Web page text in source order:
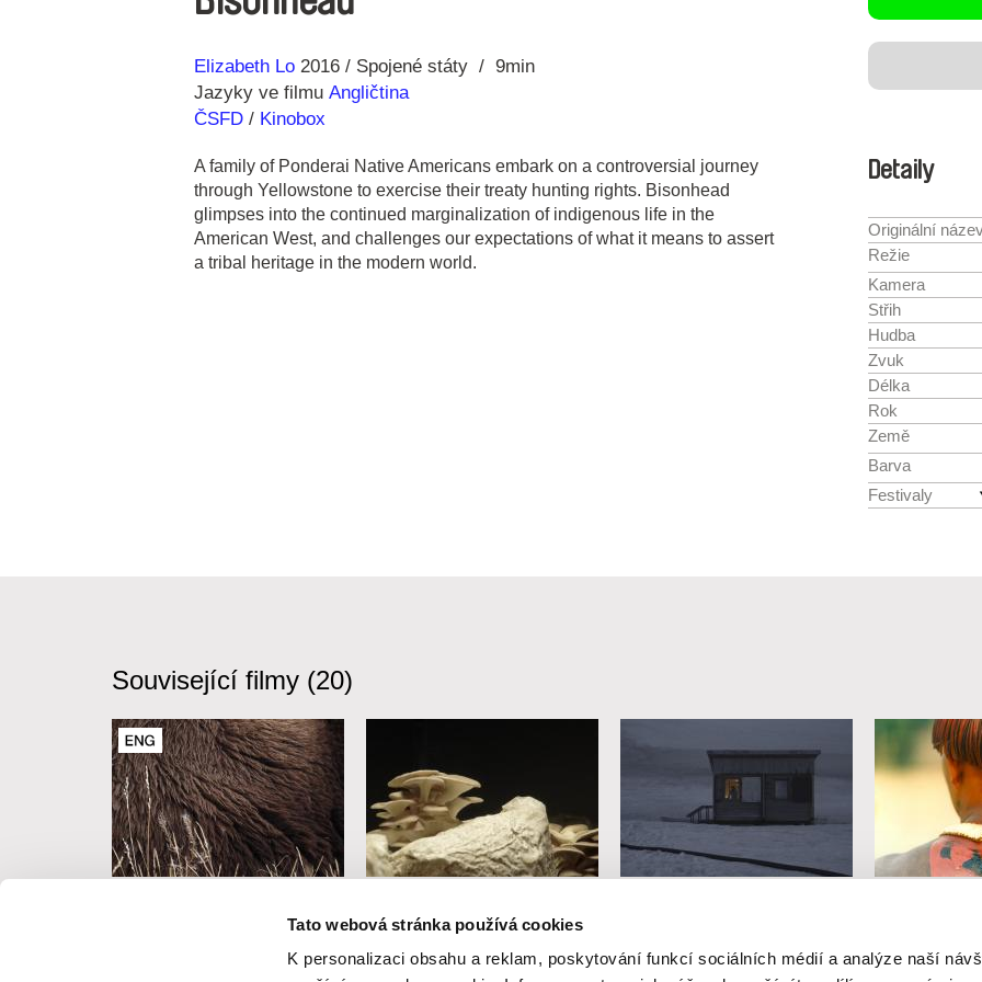
Tato webová stránka používá cookies
K personalizaci obsahu a reklam, poskytování funkcí sociálních médií a analýze naší
Režie
Elizabeth Lo
Rok 2016 Spojené státy
9min
Jazyky ve filmu Angličtina
ČSFD / Kinobox
A family of Ponderai Native Americans embark on a controversial journey
through Yellowstone to exercise their treaty hunting rights. Bisonhead
glimpses into the continued marginalization of indigenous life in the
American West, and challenges our expectations of what it means to assert
a tribal heritage in the modern world.
Detaily
Originální
Režie
Kamera
Střih
Hudba
Zvuk
Délka
Rok
Země
Barva
Festivaly
Související filmy (20)
Houba mluví